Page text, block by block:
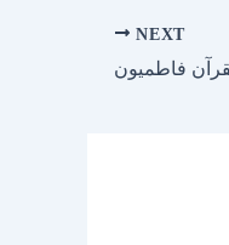
NEXT
فاطمیون